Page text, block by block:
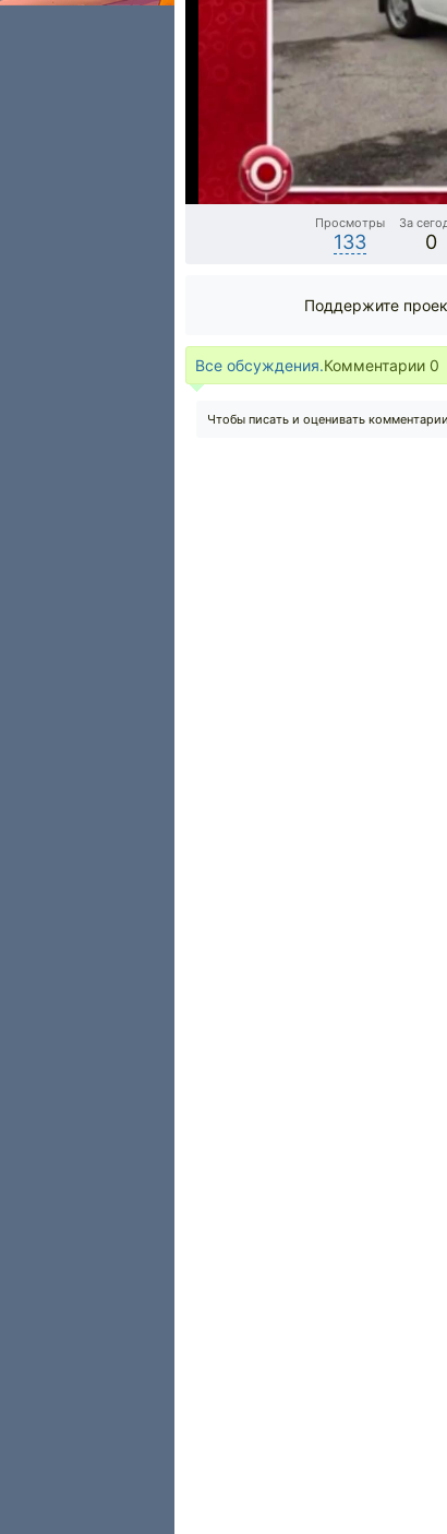
Просмотры
133
За
0
Поддержите
Все обсуждения.Комментарии 0
Чтобы писать и оценивать